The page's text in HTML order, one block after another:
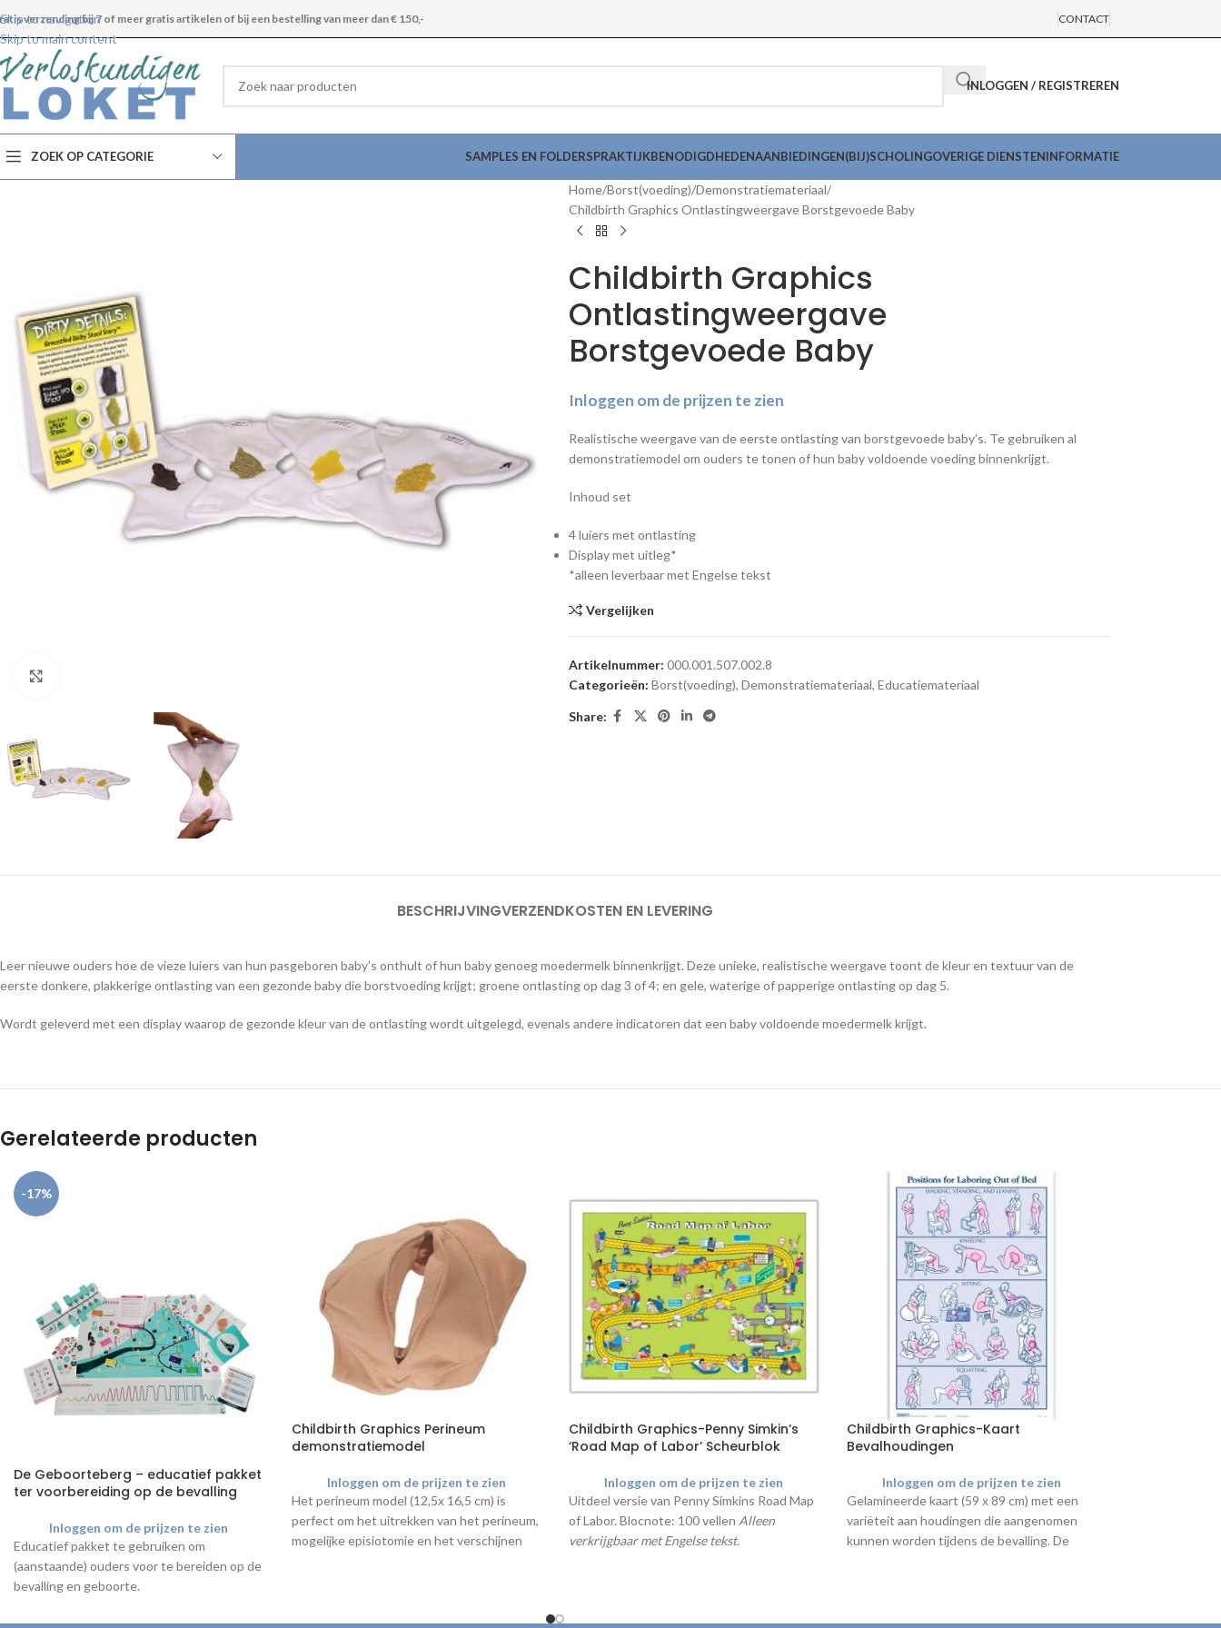
Skip to navigation
Skip to main content
verzending bij 7 of meer gratis artikelen of bij een bestelling van meer dan € 150,- CONTACT
INLOGGEN / REGISTREREN
ZOEK OP CATEGORIE SAMPLES EN FOLDERSPRAKTIJKBENODIGDHEDENAANBIEDINGEN(BIJ)SCHOLINGOVERIGE DIENSTENINFORMATIE
Home Borst(voeding) Demonstratiemateriaal
Childbirth Graphics Ontlastingweergave Borstgevoede Baby
Childbirth Graphics
Ontlastingweergave
Borstgevoede Baby
Inloggen om de prijzen te zien
Realistische weergave van de eerste ontlasting van borstgevoede baby’s. Te gebruiken al
demonstratiemodel om ouders te tonen of hun baby voldoende voeding binnenkrijgt.
Inhoud set
4 luiers met ontlasting
Display met uitleg*
*alleen leverbaar met Engelse tekst
Vergelijken
Artikelnummer: 000.001.507.002.8
Categorieën: Borst(voeding), Demonstratiemateriaal, Educatiemateriaal
Share:
BESCHRIJVINGVERZENDKOSTEN EN LEVERING
Leer nieuwe ouders hoe de vieze luiers van hun pasgeboren baby’s onthult of hun baby genoeg moedermelk binnenkrijgt. Deze unieke, realistische weergave toont de kleur en textuur van de
eerste donkere, plakkerige ontlasting van een gezonde baby die borstvoeding krijgt; groene ontlasting op dag 3 of 4; en gele, waterige of papperige ontlasting op dag 5.
Wordt geleverd met een display waarop de gezonde kleur van de ontlasting wordt uitgelegd, evenals andere indicatoren dat een baby voldoende moedermelk krijgt.
Gerelateerde producten
-17%
De Geboorteberg – educatief pakket
ter voorbereiding op de bevalling
Inloggen om de prijzen te zien
Educatief pakket te gebruiken om
(aanstaande) ouders voor te bereiden op de
bevalling en geboorte.
Childbirth Graphics Perineum
demonstratiemodel
Inloggen om de prijzen te zien
Het perineum model (12,5x 16,5 cm) is
perfect om het uitrekken van het perineum,
mogelijke episiotomie en het verschijnen
Childbirth Graphics-Penny Simkin’s
‘Road Map of Labor’ Scheurblok
Inloggen om de prijzen te zien
Uitdeel versie van Penny Simkins Road Map
of Labor. Blocnote: 100 vellen Alleen
verkrijgbaar met Engelse tekst.
Childbirth Graphics-Kaart
Bevalhoudingen
Inloggen om de prijzen te zien
Gelamineerde kaart (59 x 89 cm) met een
variëteit aan houdingen die aangenomen
kunnen worden tijdens de bevalling. De
tekst.